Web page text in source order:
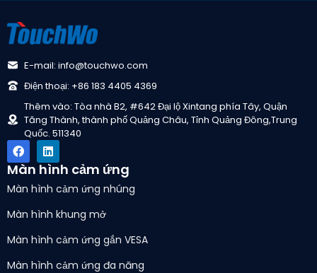
E-mail: info@touchwo.com
Điện thoại: +86 183 4405 4369
Thêm vào: Tòa nhà B2, #642 Đại lộ Xintang phía Tây, Quận
Tăng Thành, thành phố Quảng Châu, Tỉnh Quảng Đông,Trung
Quốc. 511340
Màn hình cảm ứng
Màn hình cảm ứng nhúng
Màn hình khung mở
Màn hình cảm ứng gắn VESA
Màn hình cảm ứng đa năng